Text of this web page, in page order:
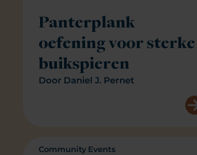
Panterplank
oefening voor sterke
buikspieren
Door Daniel J. Pernet
Community Events